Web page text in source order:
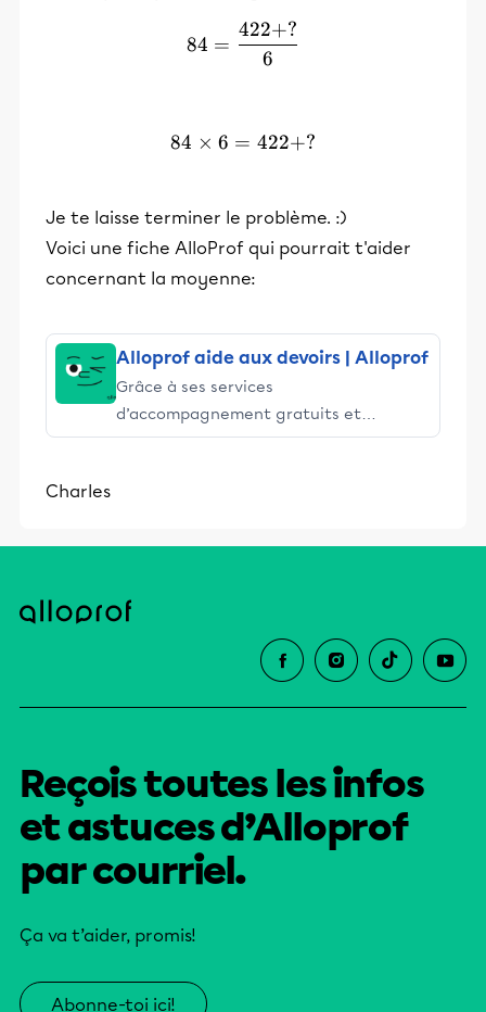
84 = \frac{422 + ?}{6}
84 =
6
422+?
84 \times 6 = 422 + ?
84 × 6 = 422+?
Je te laisse terminer le problème. :)
Voici une fiche AlloProf qui pourrait t'aider
concernant la moyenne:
Alloprof aide aux devoirs | Alloprof
Grâce à ses services
d’accompagnement gratuits et
stimulants, Alloprof engage les élèves
Charles
Reçois toutes les infos
et astuces d’Alloprof
par courriel.
Ça va t’aider, promis!
Abonne-toi ici!